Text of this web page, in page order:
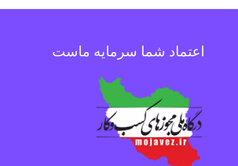
اعتماد شما سرمایه ماست